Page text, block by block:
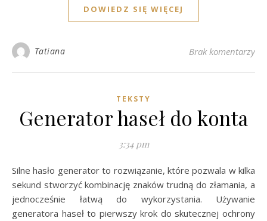
DOWIEDZ SIĘ WIĘCEJ
Tatiana Brak komentarzy
TEKSTY
Generator haseł do konta
3:34 pm
Silne hasło generator to rozwiązanie, które pozwala w kilka
sekund stworzyć kombinację znaków trudną do złamania, a
jednocześnie łatwą do wykorzystania. Używanie
generatora haseł to pierwszy krok do skutecznej ochrony